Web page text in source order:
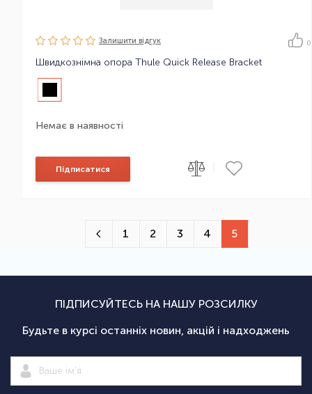
Залишити вiдгук 0
Швидкознімна опора Thule Quick Release Bracket
Немає в наявності
Підписатися
1 2 3 4 5
ПІДПИСУЙТЕСЬ НА НАШУ РОЗСИЛКУ
Будьте в курсі останніх новин, акцій і надходжень